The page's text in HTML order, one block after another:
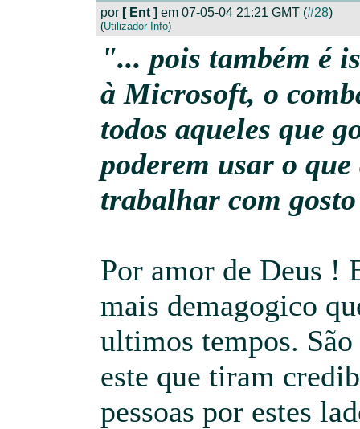
por [ Ent ] em 07-05-04 21:21 GMT (#28)
(Utilizador Info)
"... pois também é
à Microsoft, o
todos aqueles que
poderem usar o
trabalhar com
Por amor de Deus !
mais demagogico
ultimos tempos.
este que tiram
pessoas por estes